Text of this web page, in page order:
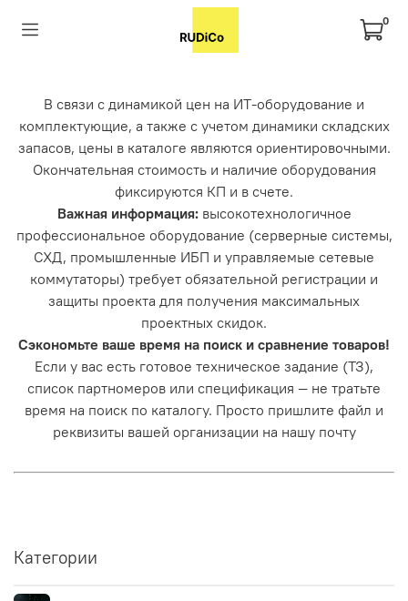
0
В связи с динамикой цен на ИТ-оборудование и
комплектующие, а также с учетом динамики складских
запасов, цены в каталоге являются ориентировочными.
Окончательная стоимость и наличие оборудования
фиксируются КП и в счете.
Важная информация: высокотехнологичное
профессиональное оборудование (серверные системы,
СХД, промышленные ИБП и управляемые сетевые
коммутаторы) требует обязательной регистрации и
защиты проекта для получения максимальных
проектных скидок.
Сэкономьте ваше время на поиск и сравнение товаров!
Если у вас есть готовое техническое задание (ТЗ),
список партномеров или спецификация — не тратьте
время на поиск по каталогу. Просто пришлите файл и
реквизиты вашей организации на нашу почту
Категории